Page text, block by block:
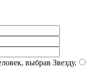
выбрав Звезду.